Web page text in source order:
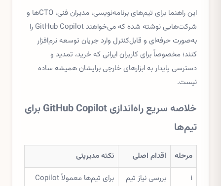
این راهنما برای تیم‌های برنامه‌نویسی، مدیران فنی، CTOها و
شرکت‌هایی نوشته شده که می‌خواهند GitHub Copilot را
به‌صورت حرفه‌ای و قابل‌کنترل وارد جریان توسعه نرم‌افزار
کنند؛ مخصوصاً برای کاربران ایرانی که خرید، تمدید و
دسترسی پایدار به ابزارهای خارجی برایشان همیشه ساده
نیست.
خلاصه سریع راه‌اندازی GitHub Copilot برای
تیم‌ها
مرحله اقدام اصلی
نکته مدیریتی
۱
بررسی نیاز تیم
برای تیم‌ها معمولاً Copilot